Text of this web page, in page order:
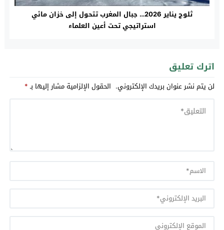
ثلوج يناير 2026… جبال المغرب تتحول إلى خزان مائي
استراتيجي تحت أعين العلماء
اترك تعليق
لن يتم نشر عنوان بريدك الإلكتروني. الحقول الإلزامية مشار إليها بـ*